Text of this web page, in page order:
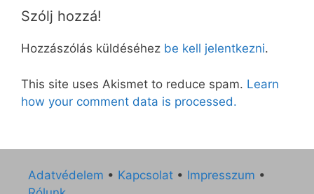
Szólj hozzá!
Hozzászólás küldéséhez be kell jelentkezni.
This site uses Akismet to reduce spam. Learn
how your comment data is processed.
Adatvédelem • Kapcsolat • Impresszum •